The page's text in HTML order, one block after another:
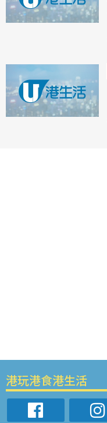
港玩港食港生活